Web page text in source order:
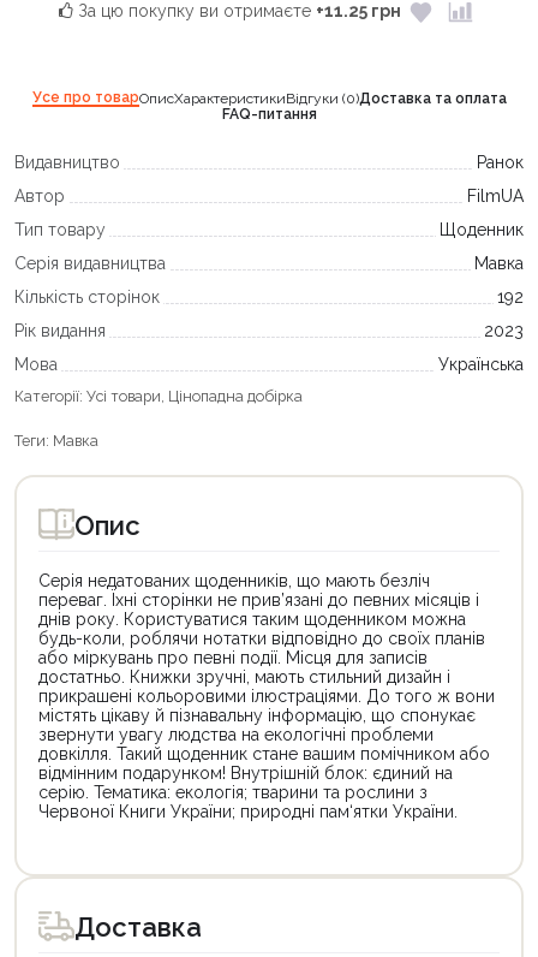
За цю покупку ви отримаєте +11.25 грн
Усе про товарОписХарактеристикиВідгуки (0)Доставка та оплата
FAQ-питання
Видавництво
Ранок
Автор
FilmUA
Тип товару
Щоденник
Серія видавництва
Мавка
Кількість сторінок
192
Рік видання
2023
Мова
Українська
Категорії: Усі товари Цінопадна добірка
Теги: Мавка
Опис
Серія недатованих щоденників, що мають безліч
переваг. Їхні сторінки не прив’язані до певних місяців і
днів року. Користуватися таким щоденником можна
будь-коли, роблячи нотатки відповідно до своїх планів
або міркувань про певні події. Місця для записів
достатньо. Книжки зручні, мають стильний дизайн і
прикрашені кольоровими ілюстраціями. До того ж вони
містять цікаву й пізнавальну інформацію, що спонукає
звернути увагу людства на екологічні проблеми
довкілля. Такий щоденник стане вашим помічником або
відмінним подарунком! Внутрішній блок: єдиний на
серію. Тематика: екологія; тварини та рослини з
Червоної Книги України; природні пам‘ятки України.
товар
для
покупкиДоставка